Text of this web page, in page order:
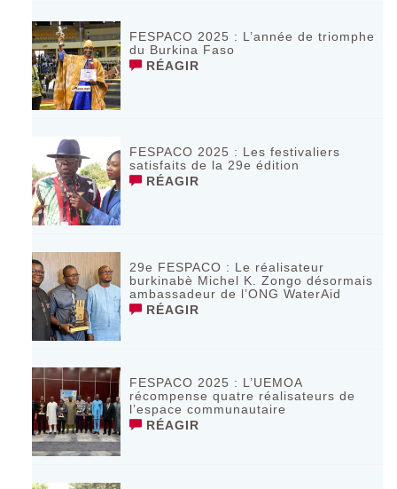
FESPACO 2025 : L’année de triomphe
du Burkina Faso
RÉAGIR
FESPACO 2025 : Les festivaliers
satisfaits de la 29e édition
RÉAGIR
29e FESPACO : Le réalisateur
burkinabè Michel K. Zongo désormais
ambassadeur de l’ONG WaterAid
RÉAGIR
FESPACO 2025 : L’UEMOA
récompense quatre réalisateurs de
l’espace communautaire
RÉAGIR